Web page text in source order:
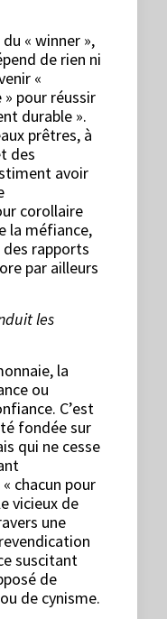
« winner »,
de rien ni
«
pour réussir
durable ».
prêtres, à
des
avoir
corollaire
la méfiance,
rapports
par ailleurs
les
la
ou
C’est
fondée sur
qui ne cesse
chacun pour
vicieux de
une
suscitant
de
de cynisme.